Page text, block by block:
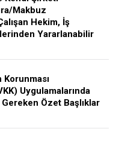
Makbuz
Hekim, İş
Yararlanabilir
Uygulamalarında
Özet Başlıklar